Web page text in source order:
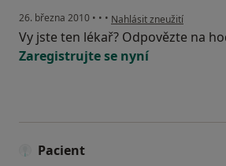
26. března 2010 • • • podle názoru uživatele
Nahlásit zneužití
Vy jste ten lékař? Odpovězte na
Zaregistrujte se nyní
Pacient